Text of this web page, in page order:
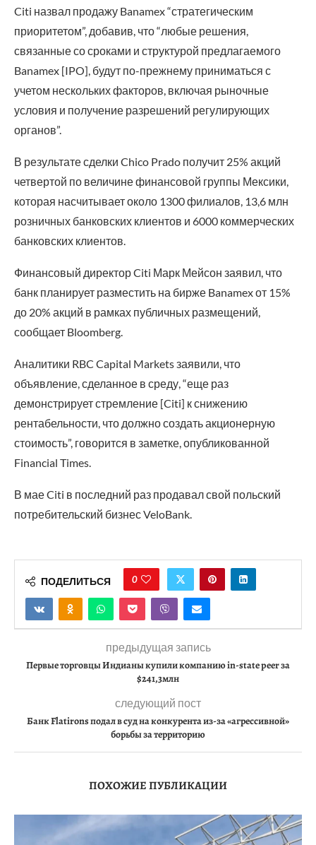
Citi назвал продажу Banamex “стратегическим
приоритетом”, добавив, что “любые решения,
связанные со сроками и структурой предлагаемого
Banamex [IPO], будут по-прежнему приниматься с
учетом нескольких факторов, включая рыночные
условия и получение разрешений регулирующих
органов”.
В результате сделки Chico Prado получит 25% акций
четвертой по величине финансовой группы Мексики,
которая насчитывает около 1300 филиалов, 13,6 млн
розничных банковских клиентов и 6000 коммерческих
банковских клиентов.
Финансовый директор Citi Марк Мейсон заявил, что
банк планирует разместить на бирже Banamex от 15%
до 20% акций в рамках публичных размещений,
сообщает Bloomberg.
Аналитики RBC Capital Markets заявили, что
объявление, сделанное в среду, “еще раз
демонстрирует стремление [Citi] к снижению
рентабельности, что должно создать акционерную
стоимость”, говорится в заметке, опубликованной
Financial Times.
В мае Citi в последний раз продавал свой польский
потребительский бизнес VeloBank.
ПОДЕЛИТЬСЯ 0
предыдущая запись
Первые торговцы Индианы купили компанию in-state peer за
$241,3млн
следующий пост
Банк Flatirons подал в суд на конкурента из-за «агрессивной»
борьбы за территорию
ПОХОЖИЕ ПУБЛИКАЦИИ